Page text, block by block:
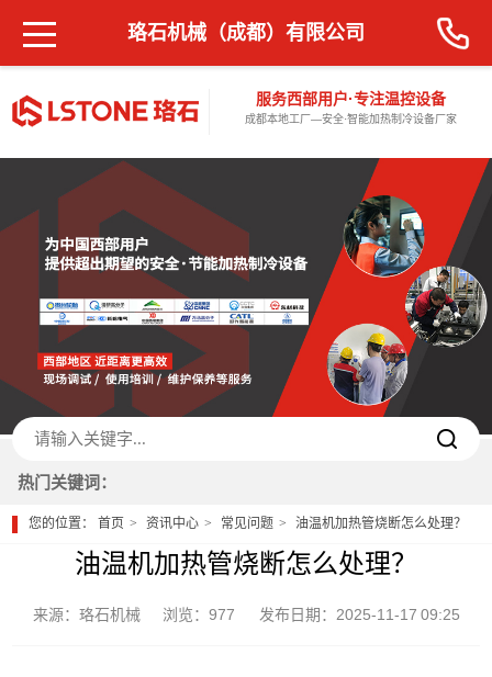
服务西部用户·专注温控设备
成都本地工厂—安全·智能加热制冷设备厂家
珞石机械（成都）有限公司
热门关键词：
您的位置：首页 资讯中心 常见问题 油温机加热管烧断怎么处理？
油温机加热管烧断怎么处理？
来源：珞石机械 浏览：977 发布日期：2025-11-17 09:25